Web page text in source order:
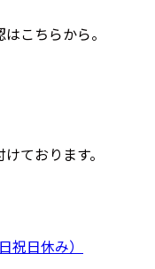
こちらから。
ております。
祝日休み）